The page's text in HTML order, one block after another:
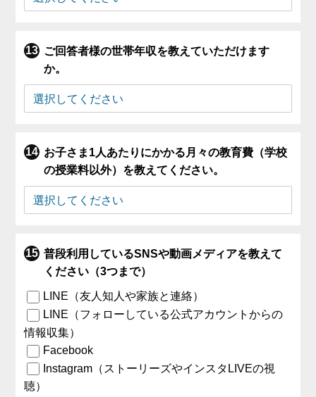
ご回答者様の世帯年収を教えていただけます
か。
お子さま1人あたりにかかる月々の教育費（学校
の授業料以外）を教えてください。
普段利用しているSNSや動画メディアを教えて
ください（3つまで）
LINE（友人知人や家族と連絡）
LINE（フォローしている公式アカウントからの
情報収集）
Facebook
Instagram（ストーリーズやインスタLIVEの視
聴）